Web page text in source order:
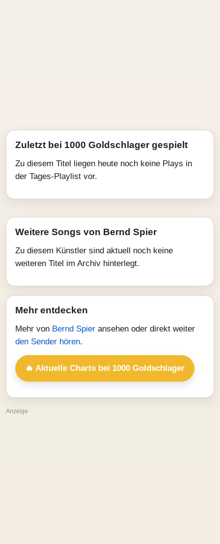
Zuletzt bei 1000 Goldschlager gespielt
Zu diesem Titel liegen heute noch keine Plays in
der Tages-Playlist vor.
Weitere Songs von Bernd Spier
Zu diesem Künstler sind aktuell noch keine
weiteren Titel im Archiv hinterlegt.
Mehr entdecken
Mehr von Bernd Spier ansehen oder direkt weiter
den Sender hören.
🔥 Aktuelle Charts bei 1000 Goldschlager
Anzeige